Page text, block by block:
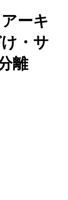
ーキ
・サ
離